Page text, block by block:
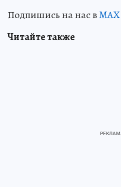
Подпишись на нас вMAX
Читайте также